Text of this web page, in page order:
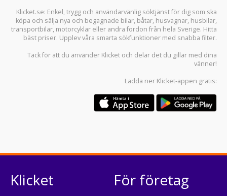
Klicket.se: Enkel, trygg och användarvänlig söktjänst för dig som ska
köpa och sälja nya och begagnade bilar, båtar, husvagnar, husbilar,
transportbilar, motorcyklar eller andra fordon från hela Sverige. Hitta
bäst priser. Upplev våra smarta sökfunktioner med snabba filter.
Tack för att du använder Klicket och delar det du gillar med dina
vänner!
Ladda ner Klicket-appen gratis:
Klicket För företag